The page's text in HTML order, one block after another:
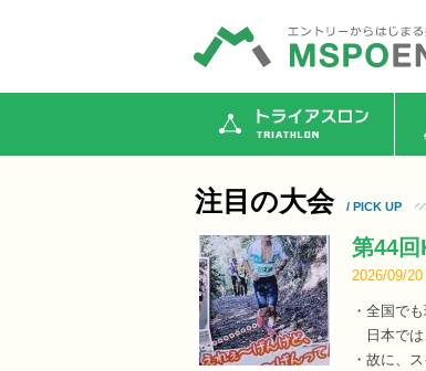
トライアスロン
注目の大会 / PICK UP
第44
2026/09/20
・全国で
日本では
・故に、